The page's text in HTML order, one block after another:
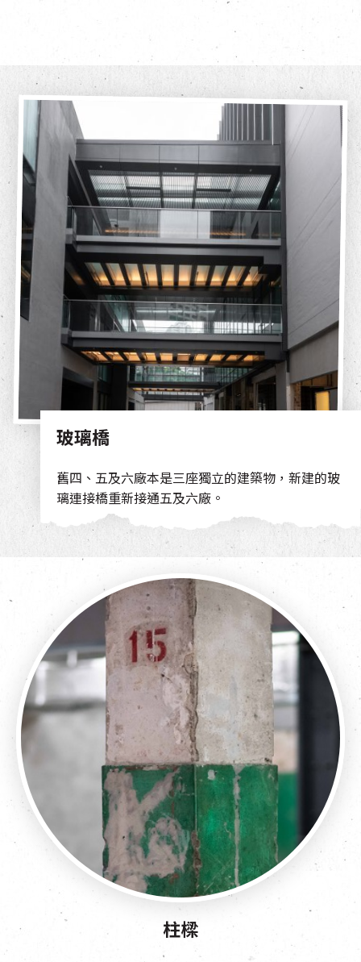
玻璃橋
舊四、五及六廠本是三座獨立的建築物，新建的玻
璃連接橋重新接通五及六廠。
柱樑